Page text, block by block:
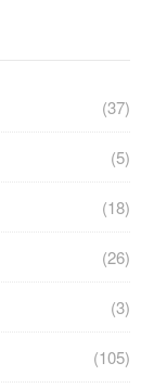
(37)
(5)
(18)
(26)
(3)
(105)